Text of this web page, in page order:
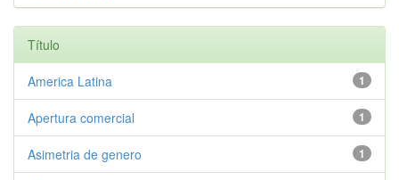
Título
1
America Latina
1
Apertura comercial
1
Asimetria de genero